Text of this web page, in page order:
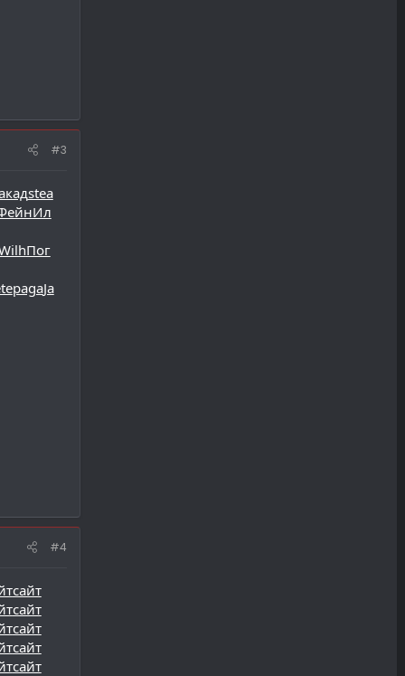
#3
stea
Ил
Пог
pagaJa
#4
сайт
сайт
сайт
сайт
сайт